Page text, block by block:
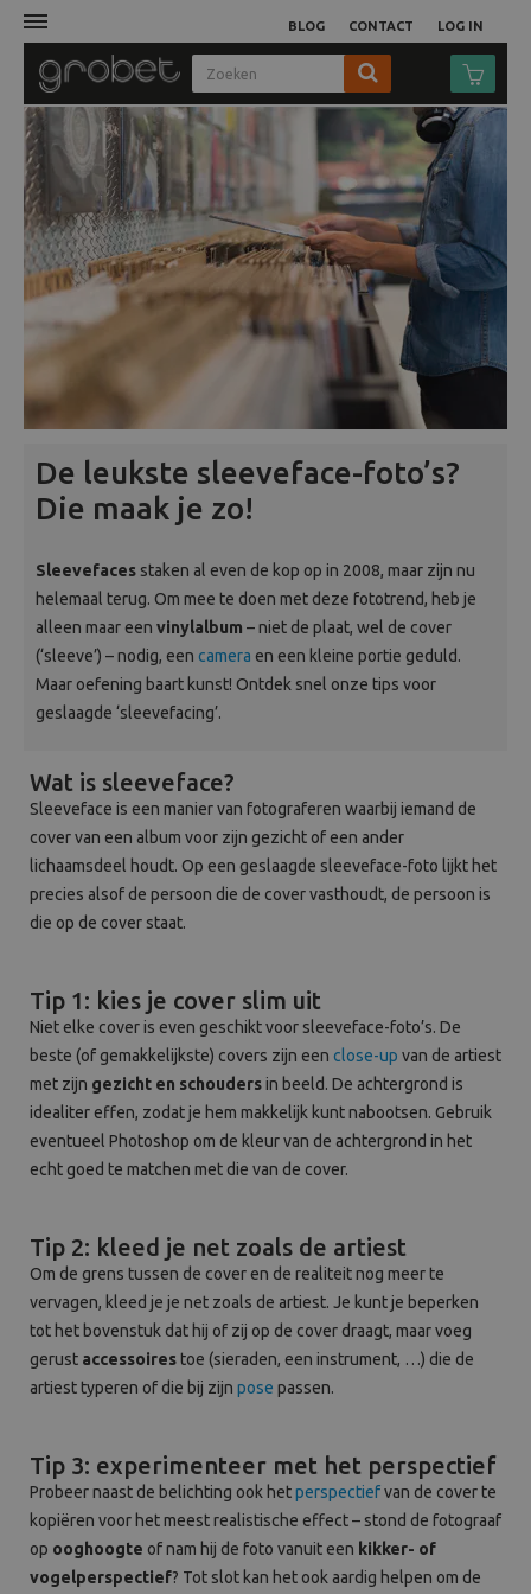
LOG IN
BLOG CONTACT
Fotocamera
Objectieven
Video
Studio
Beeld en bewerking
Verrekijker
Analoog
De leukste sleeveface-foto’s?
Die maak je zo!
Sleevefaces staken al even de kop op in 2008, maar zijn nu
helemaal terug. Om mee te doen met deze fototrend, heb je
alleen maar een vinylalbum – niet de plaat, wel de cover
(‘sleeve’) – nodig, een camera en een kleine portie geduld.
Maar oefening baart kunst! Ontdek snel onze tips voor
geslaagde ‘sleevefacing’.
Wat is sleeveface?
Sleeveface is een manier van fotograferen waarbij iemand de
cover van een album voor zijn gezicht of een ander
lichaamsdeel houdt. Op een geslaagde sleeveface-foto lijkt het
precies alsof de persoon die de cover vasthoudt, de persoon is
die op de cover staat.
Tip 1: kies je cover slim uit
Niet elke cover is even geschikt voor sleeveface-foto’s. De
beste (of gemakkelijkste) covers zijn een close-up van de artiest
met zijn gezicht en schoudersin beeld. De achtergrond is
idealiter effen, zodat je hem makkelijk kunt nabootsen. Gebruik
eventueel Photoshop om de kleur van de achtergrond in het
echt goed te matchen met die van de cover.
Tip 2: kleed je net zoals de artiest
Om de grens tussen de cover en de realiteit nog meer te
vervagen, kleed je je net zoals de artiest. Je kunt je beperken
tot het bovenstuk dat hij of zij op de cover draagt, maar voeg
gerust accessoires toe (sieraden, een instrument, …) die de
artiest typeren of die bij zijn pose passen.
Tip 3: experimenteer met het perspectief
Probeer naast de belichting ook hetperspectiefvan de cover te
kopiëren voor het meest realistische effect – stond de fotograaf
op ooghoogte of nam hij de foto vanuit een kikker- of
vogelperspectief? Tot slot kan het ook aardig helpen om de